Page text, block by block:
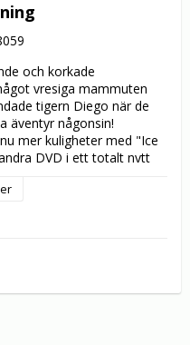
och korkade
vresiga mammuten
tigern Diego när de
äventyr någonsin!
mer kuligheter med "Ice
DVD i ett totalt nytt
och bänka dig framför